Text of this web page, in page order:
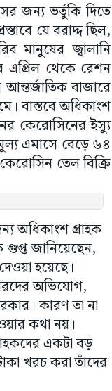
জন্য ভর্তুকি দিতে
যে বরাদ্দ ছিল,
মানুষের জ্বালানি
এপ্রিল থেকে রেশন
বাজারে
বাস্তবে অধিকাংশ
কেরোসিনের ইস্যু
এমাসে বেড়ে ৬৪
তেল বিক্রি
অধিকাংশ গ্রাহক
জানিয়েছেন,
হয়েছে।
অভিযোগ,
কারণ তা না
কথা নয়।
একটা বড়
খরচ করা তাঁদের